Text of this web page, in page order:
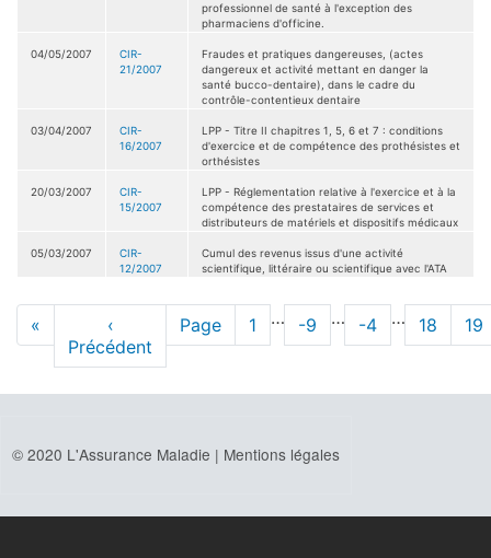
professionnel de santé à l'exception des
pharmaciens d'officine.
04/05/2007
CIR-
21/2007
Fraudes et pratiques dangereuses, (actes
dangereux et activité mettant en danger la
santé bucco-dentaire), dans le cadre du
contrôle-contentieux dentaire
03/04/2007
CIR-
16/2007
LPP - Titre II chapitres 1, 5, 6 et 7 : conditions
d'exercice et de compétence des prothésistes et
orthésistes
20/03/2007
CIR-
15/2007
LPP - Réglementation relative à l'exercice et à la
compétence des prestataires de services et
distributeurs de matériels et dispositifs médicaux
05/03/2007
CIR-
12/2007
Cumul des revenus issus d'une activité
scientifique, littéraire ou scientifique avec l'ATA
Pagination
Première
page
«
Page
précédente
‹
Précédent
Page Page
1 … Page
-9 … Page
-4 … Page
18 19
© 2020 L'Assurance Maladie | Mentions légales